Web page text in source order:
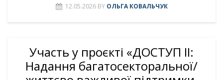
12.05.2026 BY ОЛЬГА КОВАЛЬЧУК
Участь у проєкті «ДОСТУП ІІ:
Надання багатосекторальної/